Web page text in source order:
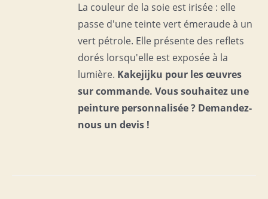
La couleur de la soie est irisée : elle
passe d'une teinte vert émeraude à un
vert pétrole. Elle présente des reflets
dorés lorsqu'elle est exposée à la
lumière. Kakejijku pour les œuvres
sur commande. Vous souhaitez une
peinture personnalisée ? Demandez-
nous un devis !